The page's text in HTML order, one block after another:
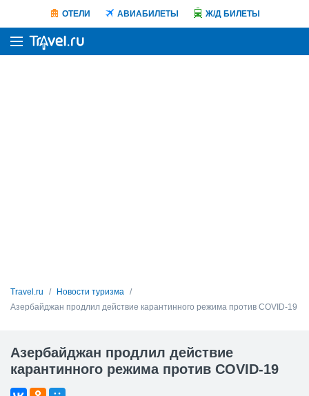
ОТЕЛИ АВИАБИЛЕТЫ Ж/Д БИЛЕТЫ
Travel.ru
Новости туризма
Азербайджан продлил действие карантинного режима против COVID-19
Азербайджан продлил действие
карантинного режима против COVID-19